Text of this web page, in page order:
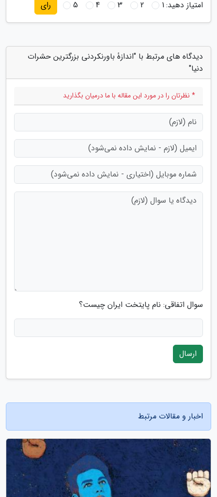
امتیاز دهید:1
2
3
4
5 رای
دیدگاه های مرتبط با "اندازۀ باورنکردنی بزرگترین حشرات
دنیا"
* نظرتان را در مورد این مقاله با ما درمیان بگذارید
سوال اتفاقی: نام پایتخت ایران چیست؟
ارسال
اخبار و مقالات مرتبط